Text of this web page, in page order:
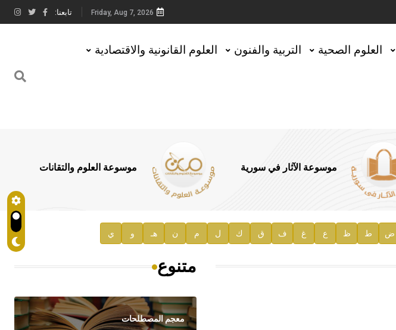
Friday, Aug 7, 2026 تابعنا:
العلوم الصحية التربية والفنون العلوم القانونية والاقتصادية
موسوعة الآثار في سورية موسوعة العلوم والتقانات
ض ط ظ ع غ ف ق ك ل م ن هـ و ي
متنوع
معجم المصطلحات